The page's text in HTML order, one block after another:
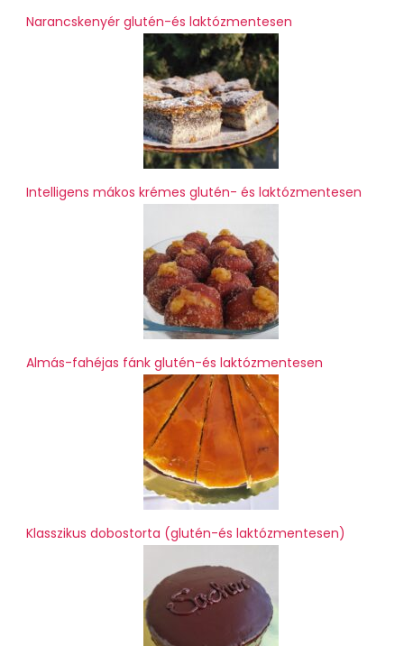
Narancskenyér glutén-és laktózmentesen
Intelligens mákos krémes glutén- és laktózmentesen
Almás-fahéjas fánk glutén-és laktózmentesen
Klasszikus dobostorta (glutén-és laktózmentesen)